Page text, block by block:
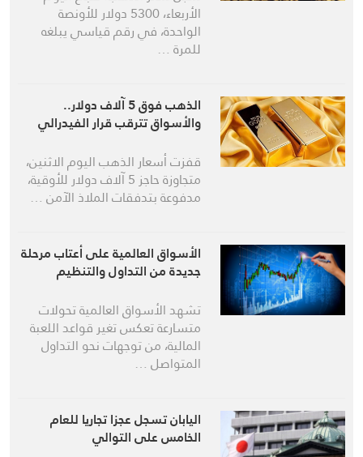
الأربعاء، 5300 دولار للأونصة
الواحدة، في رقم قياسي يبلغه
للمرة …
الذهب فوق 5 آلاف دولار..
والأسواق تترقب قرار الفيدرالي
قفزت أسعار الذهب اليوم الاثنين،
متجاوزة حاجز 5 آلاف دولار للأوقية،
مدفوعة بتدفقات الملاذ الآمن …
الأسواق العالمية على أعتاب مرحلة
جديدة من التداول والتنظيم
تشهد الأسواق العالمية تحولات
متسارعة تعكس تغير قواعد اللعبة
المالية، من توجهات نحو التداول
المتواصل …
اليابان تسجل عجزا تجاريا للعام
الخامس على التوالي